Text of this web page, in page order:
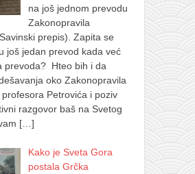
na još jednom prevodu
Zakonopravila
prepis). Zapita se
još jedan prevod kada već
prevoda? Hteo bih i da
oko Zakonopravila
Petrovića i poziv
razgovor baš na Svetog
[…]
Kako je Sveta Gora
postala Grčka